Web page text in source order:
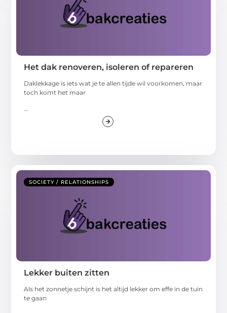
Het dak renoveren, isoleren of repareren
Daklekkage is iets wat je te allen tijde wil voorkomen, maar
toch komt het maar
...
SOCIETY / RELATIONSHIPS
Lekker buiten zitten
Als het zonnetje schijnt is het altijd lekker om effe in de tuin
te gaan